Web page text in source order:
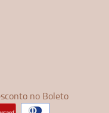
no Boleto